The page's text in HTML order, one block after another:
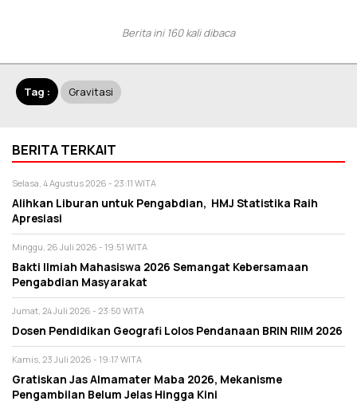
Berita ini 160 kali dibaca
Tag : Gravitasi
BERITA TERKAIT
Selasa, 4 Agustus 2026 - 23:11 WITA
Alihkan Liburan untuk Pengabdian, HMJ Statistika Raih
Apresiasi
Minggu, 26 Juli 2026 - 19:51 WITA
Bakti Ilmiah Mahasiswa 2026 Semangat Kebersamaan
Pengabdian Masyarakat
Jumat, 24 Juli 2026 - 23:50 WITA
Dosen Pendidikan Geografi Lolos Pendanaan BRIN RIIM 2026
Kamis, 23 Juli 2026 - 19:17 WITA
Gratiskan Jas Almamater Maba 2026, Mekanisme
Pengambilan Belum Jelas Hingga Kini